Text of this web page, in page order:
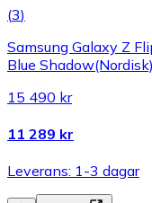
(3)
Samsung Galaxy Z
Blue Shadow(Nordisk)
15 490 kr
11 289 kr
Leverans: 1-3 dagar